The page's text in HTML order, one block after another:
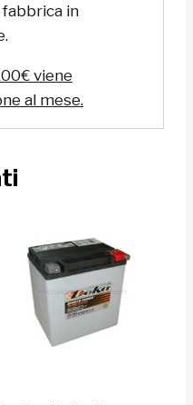
in
viene
al mese.